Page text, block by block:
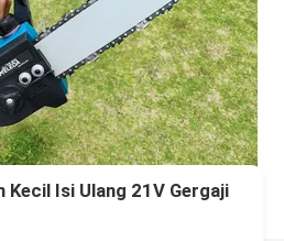
Kecil Isi Ulang 21V Gergaji